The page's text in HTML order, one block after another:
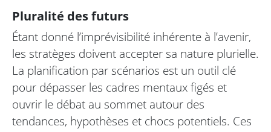
Pluralité des futurs
Étant donné l’imprévisibilité inhérente à l’avenir,
les stratèges doivent accepter sa nature plurielle.
La planification par scénarios est un outil clé
pour dépasser les cadres mentaux figés et
ouvrir le débat au sommet autour des
tendances, hypothèses et chocs potentiels. Ces